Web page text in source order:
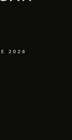
2026